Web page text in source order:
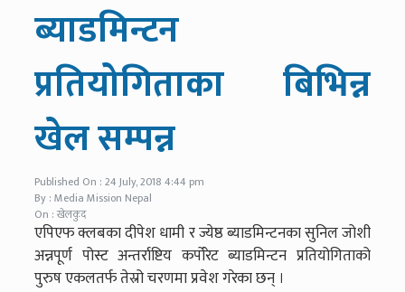
ब्याडमिन्टन
प्रतियोगिताका बिभिन्न
खेल सम्पन्न
Published On : 24 July, 2018 4:44 pm
By : Media Mission Nepal
On : खेलकुद
एपिएफ क्लबका दीपेश धामी र ज्येष्ठ ब्याडमिन्टनका सुनिल जोशी
अन्नपूर्ण पोस्ट अन्तर्राष्टिय कर्पोरेट ब्याडमिन्टन प्रतियोगिताको
पुरुष एकलतर्फ तेस्रो चरणमा प्रवेश गरेका छन् ।